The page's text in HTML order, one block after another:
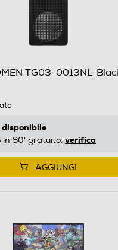
TG03-0013NL-
disponibile
in 30' gratuito: verifica
AGGIUNGI